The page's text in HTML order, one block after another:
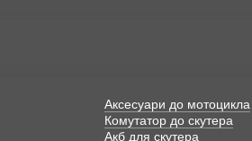
Аксесуари до мотоцикла
Комутатор до скутера
Акб для скутера